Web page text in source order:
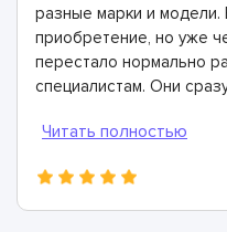
разные марки и модели.
приобретение, но уже
перестало нормально
специалистам. Они